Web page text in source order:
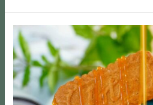
949-
6680
新
潟
県
性
の
お
悩
み
あ
ン
タ
イ
ン
期
が
れ
ば、
あ
な
た
｀)
ど
な
た
か
仕
.Today's
CrofflleSTAND
の
人
気